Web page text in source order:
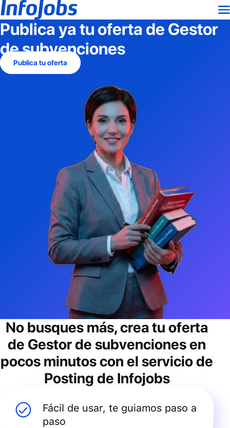
Publica ya tu oferta de Gestor
de subvenciones
Publica tu oferta
No busques más, crea tu oferta
de Gestor de subvencionesen
pocos minutos con el servicio de
Posting de Infojobs
Fácil de usar, te guiamos paso a
paso